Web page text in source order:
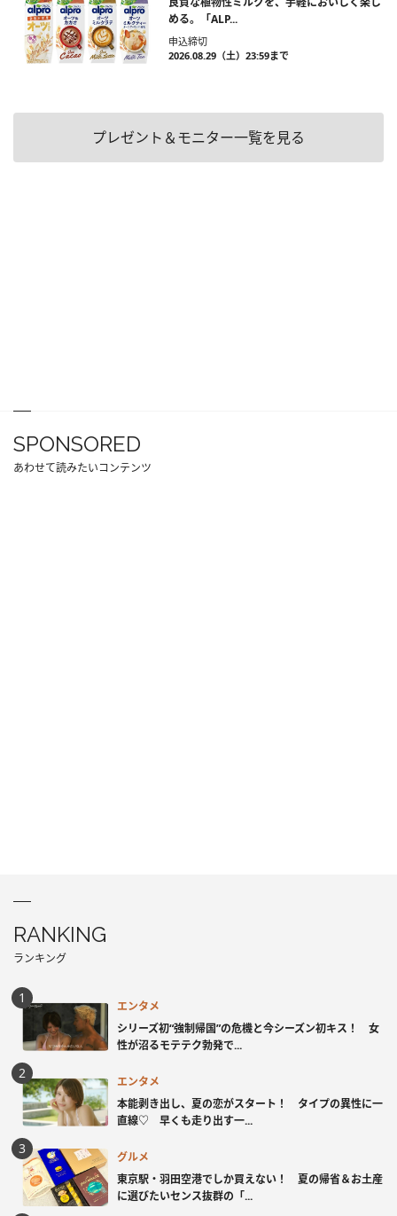
める。「ALP...
申込締切
2026.08.29（土）23:59まで
プレゼント＆モニター一覧を見る
SPONSORED
あわせて読みたいコンテンツ
RANKING
ランキング
エンタメ
シリーズ初“強制帰国”の危機と今シーズン初キス！ 女
性が沼るモテテク勃発で...
エンタメ
本能剥き出し、夏の恋がスタート！ タイプの異性に一
直線♡ 早くも走り出す一...
グルメ
東京駅・羽田空港でしか買えない！ 夏の帰省＆お土産
に選びたいセンス抜群の「...